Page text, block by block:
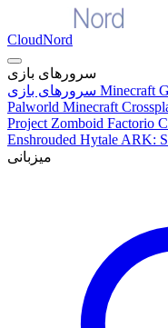
CloudNord
سرورهای بازی
Minecraft
Palworld Minecraft
Project Zomboid Factorio
Enshrouded Hytale ARK:
میزبانی